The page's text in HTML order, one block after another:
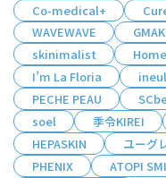
Co-medical+
WAVEWAVE
skinimalist
I’m La Floria
PECHE PEAU
soel
季令KIREI
HEPASKIN
ユーグ
PHENIX
ATOPI